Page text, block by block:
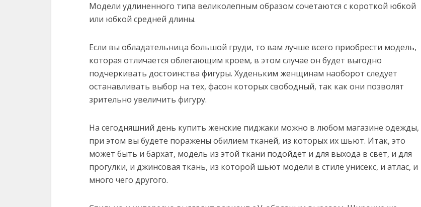
Модели удлиненного типа великолепным образом сочетаются с короткой юбкой
или юбкой средней длины.
Если вы обладательница большой груди, то вам лучше всего приобрести модель,
которая отличается облегающим кроем, в этом случае он будет выгодно
подчеркивать достоинства фигуры. Худеньким женщинам наоборот следует
останавливать выбор на тех, фасон которых свободный, так как они позволят
зрительно увеличить фигуру.
На сегодняшний день купить женские пиджаки можно в любом магазине одежды,
при этом вы будете поражены обилием тканей, из которых их шьют. Итак, это
может быть и бархат, модель из этой ткани подойдет и для выхода в свет, и для
прогулки, и джинсовая ткань, из которой шьют модели в стиле унисекс, и атлас, и
много чего другого.